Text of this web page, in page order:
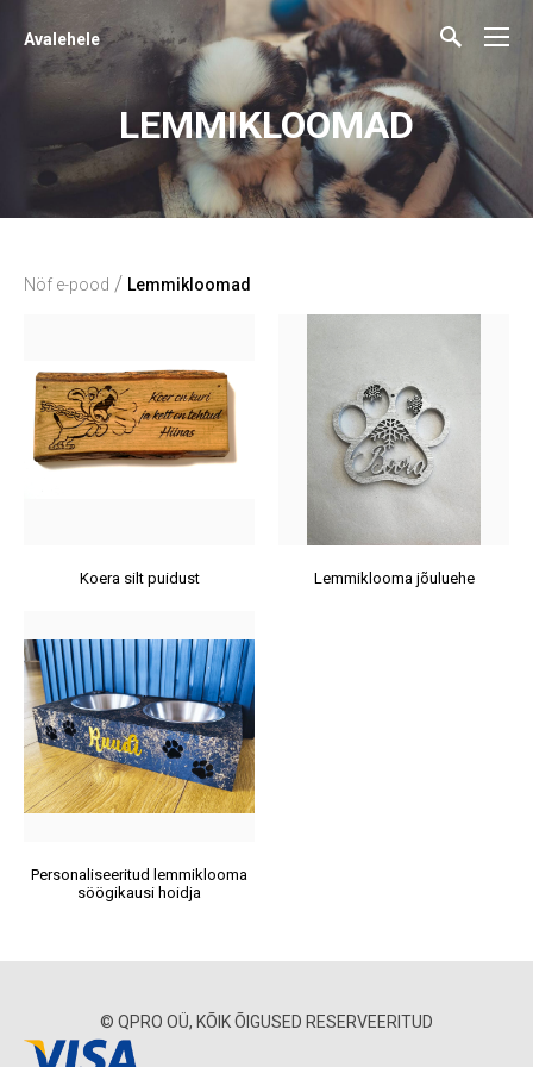
Avalehele
LEMMIKLOOMAD
Nöf e-pood / Lemmikloomad
Koera silt puidust Lemmiklooma jõuluehe
Personaliseeritud lemmiklooma
söögikausi hoidja
© QPRO OÜ, KÕIK ÕIGUSED RESERVEERITUD